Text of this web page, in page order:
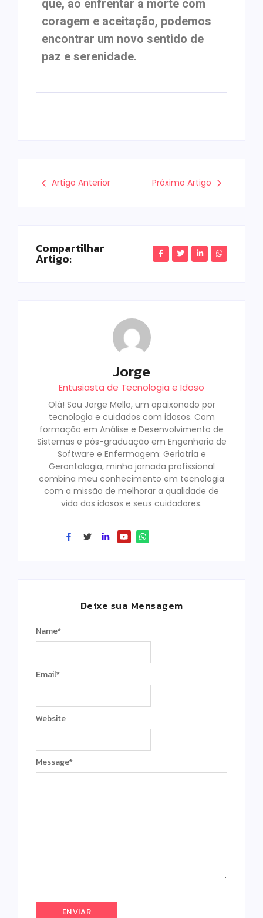
que, ao enfrentar a morte com
coragem e aceitação, podemos
encontrar um novo sentido de
paz e serenidade.
Artigo Anterior Próximo Artigo
Compartilhar
Artigo:
Jorge
Entusiasta de Tecnologia e Idoso
Olá! Sou Jorge Mello, um apaixonado por
tecnologia e cuidados com idosos. Com
formação em Análise e Desenvolvimento de
Sistemas e pós-graduação em Engenharia de
Software e Enfermagem: Geriatria e
Gerontologia, minha jornada profissional
combina meu conhecimento em tecnologia
com a missão de melhorar a qualidade de
vida dos idosos e seus cuidadores.
Deixe sua Mensagem
Message*
Name*
Email*
Website